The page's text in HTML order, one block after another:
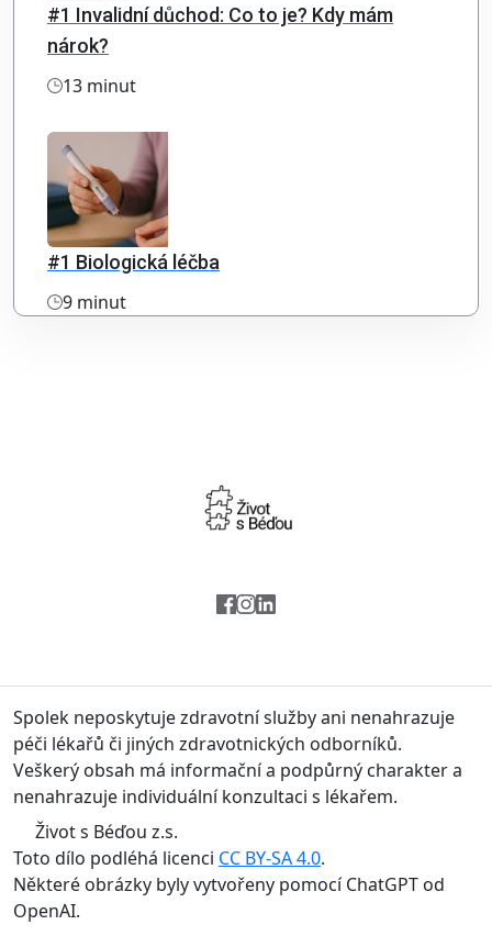
#1 Invalidní důchod: Co to je? Kdy mám
nárok?
13 minut
#1 Biologická léčba
9 minut
Spolek neposkytuje zdravotní služby ani nenahrazuje
péči lékařů či jiných zdravotnických odborníků.
Veškerý obsah má informační a podpůrný charakter a
nenahrazuje individuální konzultaci s lékařem.
Život s Béďou z.s.
Toto dílo podléhá licenci CC BY-SA 4.0.
Některé obrázky byly vytvořeny pomocí ChatGPT od
OpenAI.